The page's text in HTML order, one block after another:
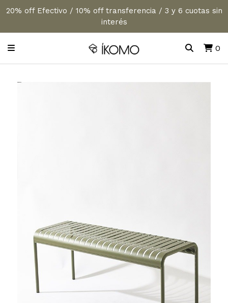
20% off Efectivo / 10% off transferencia / 3 y 6 cuotas sin
interés
0